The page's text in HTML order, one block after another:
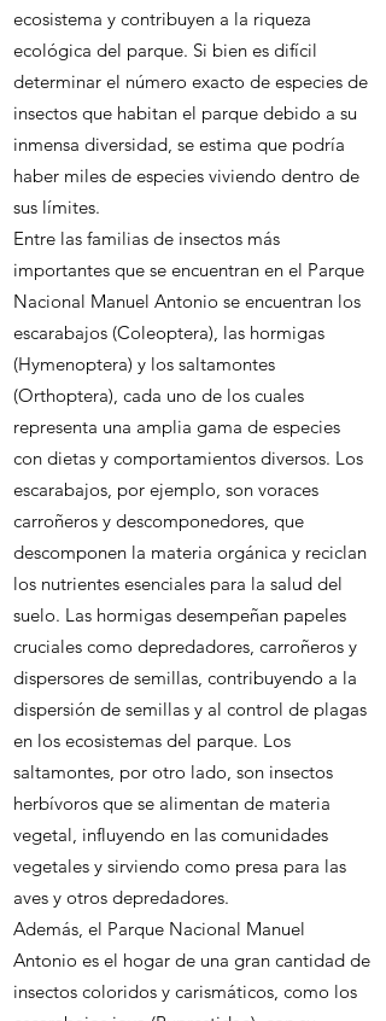
ecosistema y contribuyen a la riqueza
ecológica del parque. Si bien es difícil
determinar el número exacto de especies de
insectos que habitan el parque debido a su
inmensa diversidad, se estima que podría
haber miles de especies viviendo dentro de
sus límites.
Entre las familias de insectos más
importantes que se encuentran en el Parque
Nacional Manuel Antonio se encuentran los
escarabajos (Coleoptera), las hormigas
(Hymenoptera) y los saltamontes
(Orthoptera), cada uno de los cuales
representa una amplia gama de especies
con dietas y comportamientos diversos. Los
escarabajos, por ejemplo, son voraces
carroñeros y descomponedores, que
descomponen la materia orgánica y reciclan
los nutrientes esenciales para la salud del
suelo. Las hormigas desempeñan papeles
cruciales como depredadores, carroñeros y
dispersores de semillas, contribuyendo a la
dispersión de semillas y al control de plagas
en los ecosistemas del parque. Los
saltamontes, por otro lado, son insectos
herbívoros que se alimentan de materia
vegetal, influyendo en las comunidades
vegetales y sirviendo como presa para las
aves y otros depredadores.
Además, el Parque Nacional Manuel
Antonio es el hogar de una gran cantidad de
insectos coloridos y carismáticos, como los